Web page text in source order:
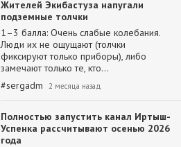
Жителей Экибастуза напугали
подземные толчки
1–3 балла: Очень слабые колебания.
Люди их не ощущают (толчки
фиксируют только приборы), либо
замечают только те, кто…
#sergadm 2 месяца назад
Полностью запустить канал Иртыш-
Успенка рассчитывают осенью 2026
года